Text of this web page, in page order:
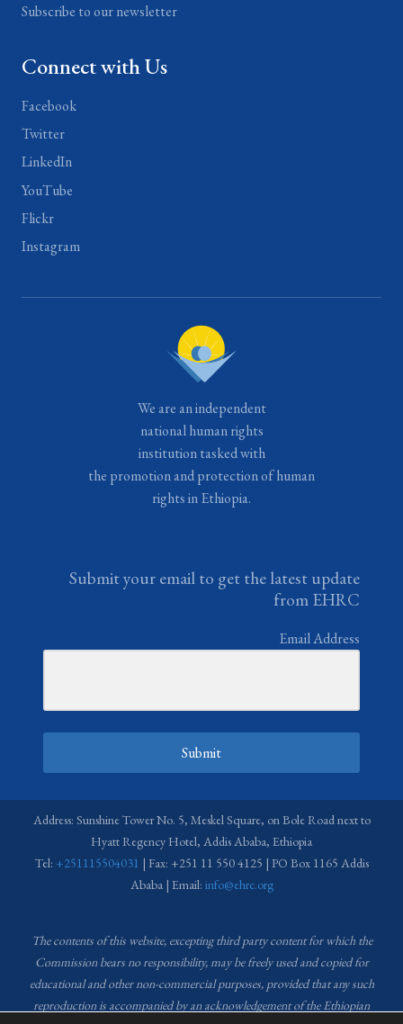
Subscribe to our newsletter
Connect with Us
Facebook
Twitter
LinkedIn
YouTube
Flickr
Instagram
We are an independent
national human rights
institution tasked with
the promotion and protection of human
rights in Ethiopia.
Submit your email to get the latest update
from EHRC
Email Address
Submit
Address: Sunshine Tower No. 5, Meskel Square, on Bole Road next to
Hyatt Regency Hotel, Addis Ababa, Ethiopia
Tel: +251115504031 | Fax: +251 11 550 4125 | PO Box 1165 Addis
Ababa | Email: info@ehrc.org
The contents of this website, excepting third party content for which the
Commission bears no responsibility,may be freely used and copied for
educational and other non-commercial purposes, provided that any such
reproduction is accompanied by an acknowledgement of the Ethiopian